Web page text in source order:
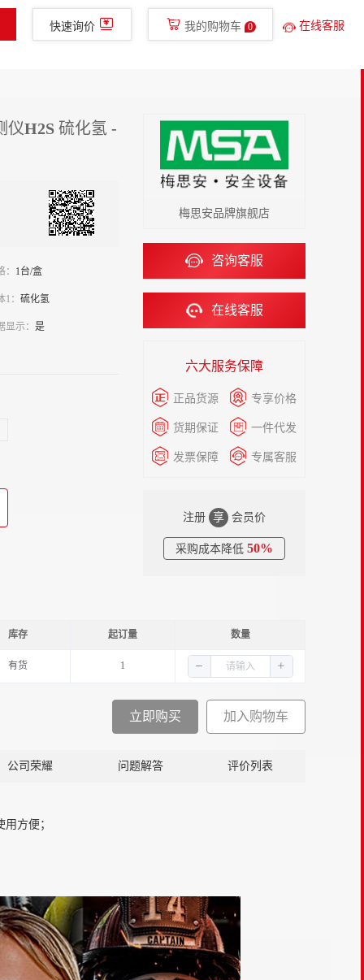
免费服务热线 400-780-8577
快速询价
我的购物车 0 在线客服
金融服务 走进新明辉 直播
仪H2S 硫化氢 -
1台/盒
1：硫化氢
显示：是
梅思安品牌旗舰店
咨询客服
在线客服
六大服务保障
正品货源 专享价格
货期保证 一件代发
发票保障 专属客服
注册 享 会员价
采购成本降低 50%
库存 起订量 数量
有货 1
立即购买 加入购物车
公司荣耀 问题解答 评价列表
方便；